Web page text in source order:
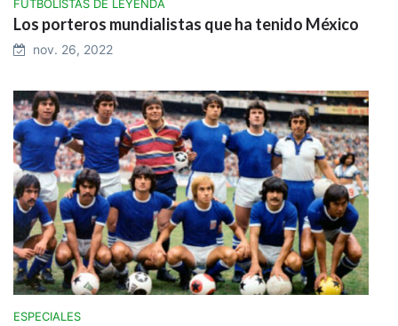
FUTBOLISTAS DE LEYENDA
Los porteros mundialistas que ha tenido México
nov. 26, 2022
ESPECIALES